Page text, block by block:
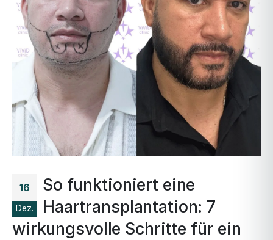
16
Dez.
So funktioniert eine
Haartransplantation: 7
wirkungsvolle Schritte für ein